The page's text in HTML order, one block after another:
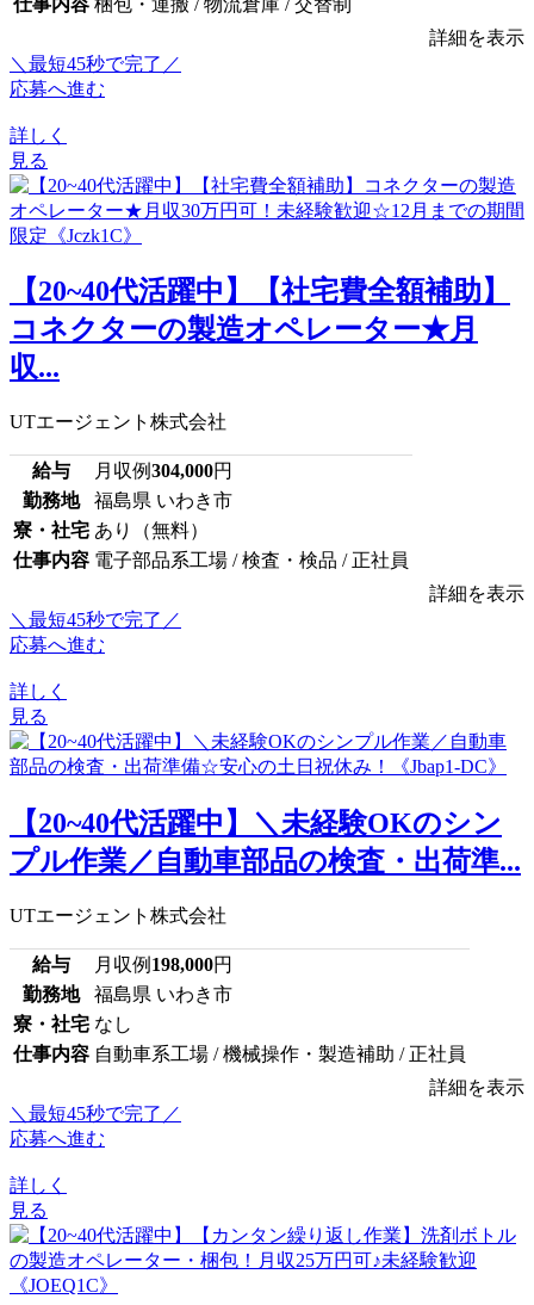
詳細を表示
＼最短45秒で完了／
応募へ進む
詳しく
見る
【20~40代活躍中】【社宅費全額補助】
コネクターの製造オペレーター★月
収...
UTエージェント株式会社
給与 月収例304,000円
勤務地
福島県 いわき市
寮・社宅 あり（無料）
仕事内容 電子部品系工場 / 検査・検品 / 正社員
詳細を表示
＼最短45秒で完了／
応募へ進む
詳しく
見る
【20~40代活躍中】＼未経験OKのシン
プル作業／自動車部品の検査・出荷準...
UTエージェント株式会社
給与 月収例 198,000円
勤務地
福島県 いわき市
寮・社宅 なし
仕事内容 自動車系工場 / 機械操作・製造補助 / 正社員
詳細を表示
＼最短45秒で完了／
応募へ進む
詳しく
見る